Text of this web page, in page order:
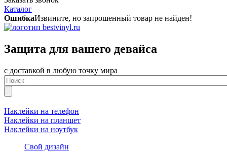
Каталог
ОшибкаИзвините, но запрошенный товар не найден!
Защита для вашего девайса
с доставкой в любую точку мира
Наклейки на телефон
Наклейки на планшет
Наклейки на ноутбук
Свой дизайн